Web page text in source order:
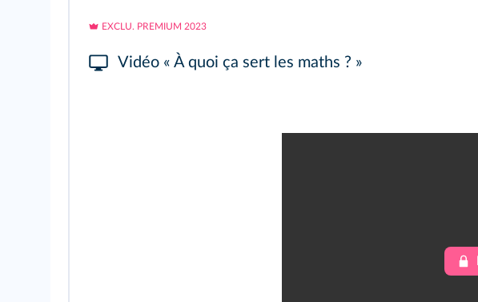
EXCLU. PREMIUM 2023
Vidéo « À quoi ça sert les maths ? »